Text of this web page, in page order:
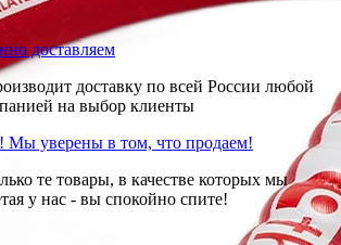
доставляем
доставку по всей России любой
на выбор клиенты
Мы уверены в том, что продаем!
те товары, в качестве которых мы
у нас - вы спокойно спите!